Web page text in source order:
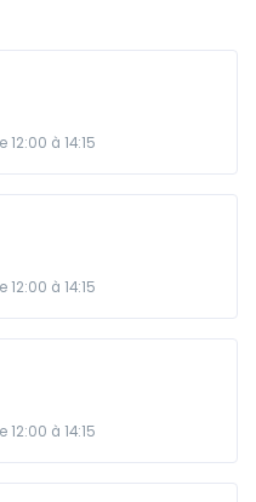
à 14:15
à 14:15
à 14:15